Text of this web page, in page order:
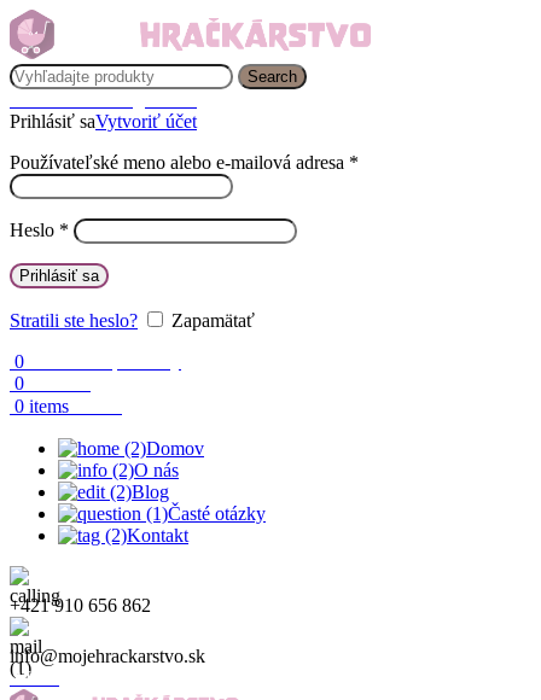
Search
Prihlásiť saVytvoriť účet
Používateľské meno alebo e-mailová adresa *
Heslo *
Prihlásiť sa
Stratili ste heslo?
Zapamätať
0
0
0 items
Domov
O nás
Blog
Časté otázky
Kontakt
+421 910 656 862
info@mojehrackarstvo.sk
Menu